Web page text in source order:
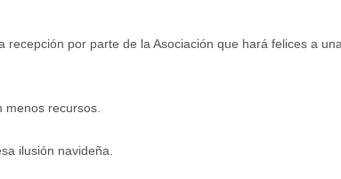
por parte de la Asociación que hará felices a
recursos.
ilusión navideña.